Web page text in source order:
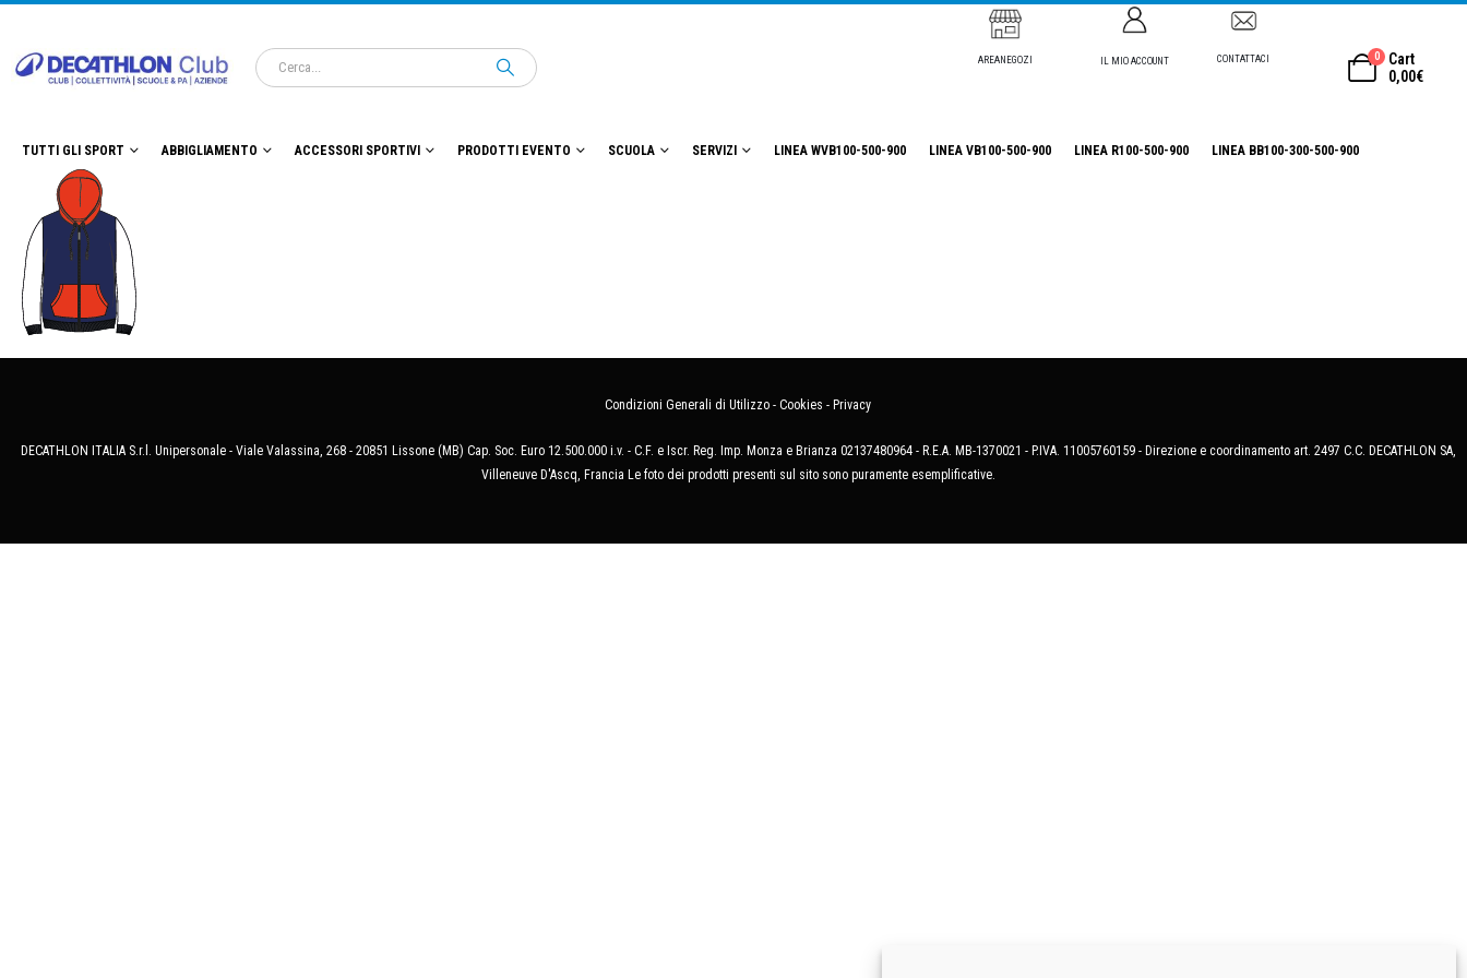
AREANEGOZI IL MIO ACCOUNT CONTATTACI 0
Cart
0,00€
TUTTI GLI SPORT ABBIGLIAMENTO ACCESSORI SPORTIVI PRODOTTI EVENTO SCUOLA SERVIZI LINEA WVB100-500-900 LINEA VB100-500-900 LINEA R100-500-900 LINEA BB100-300-500-900
Condizioni Generali di Utilizzo - Cookies - Privacy
DECATHLON ITALIA S.r.l. Unipersonale - Viale Valassina, 268 - 20851 Lissone (MB) Cap. Soc. Euro 12.500.000 i.v. - C.F. e Iscr. Reg. Imp. Monza e Brianza 02137480964 - R.E.A. MB-1370021 - P.IVA. 11005760159 - Direzione e coordinamento art. 2497 C.C. DECATHLON SA,
Villeneuve D'Ascq, Francia Le foto dei prodotti presenti sul sito sono puramente esemplificative.